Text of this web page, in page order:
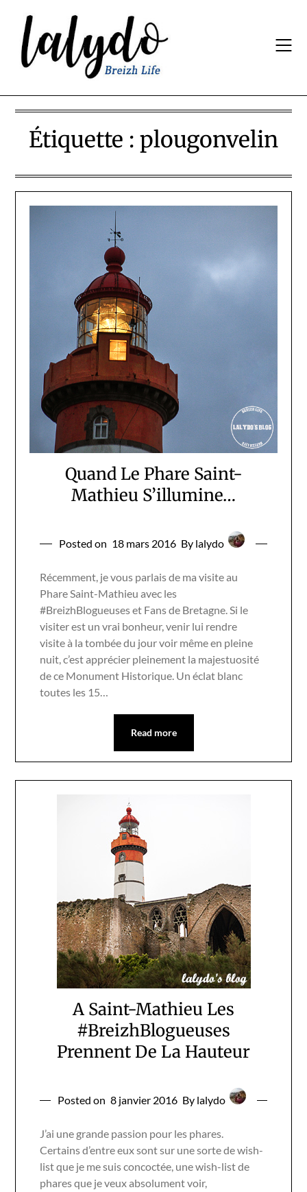
content
Étiquette : plougonvelin
Quand Le Phare Saint-
Mathieu S’illumine…
Posted on 18 mars 2016 By lalydo
Récemment, je vous parlais de ma visite au
Phare Saint-Mathieu avec les
#BreizhBlogueuses et Fans de Bretagne. Si le
visiter est un vrai bonheur, venir lui rendre
visite à la tombée du jour voir même en pleine
nuit, c’est apprécier pleinement la majestuosité
de ce Monument Historique. Un éclat blanc
toutes les 15…
Read more
A Saint-Mathieu Les
#BreizhBlogueuses
Prennent De La Hauteur
Posted on 8 janvier 2016 By lalydo
J’ai une grande passion pour les phares.
Certains d’entre eux sont sur une sorte de wish-
list que je me suis concoctée, une wish-list de
phares que je veux absolument voir,